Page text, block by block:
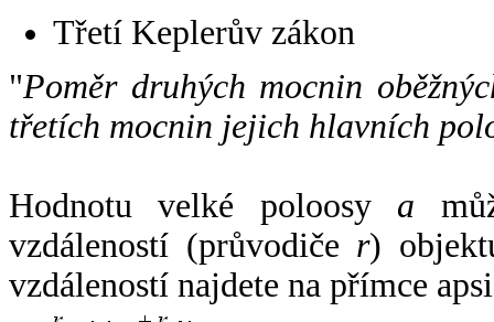
Třetí Keplerův zákon
"Poměr druhých mocnin
třetích mocnin jejich hlavních
Hodnotu velké poloosy a
vzdáleností (průvodiče r)
vzdáleností najdete na přímce